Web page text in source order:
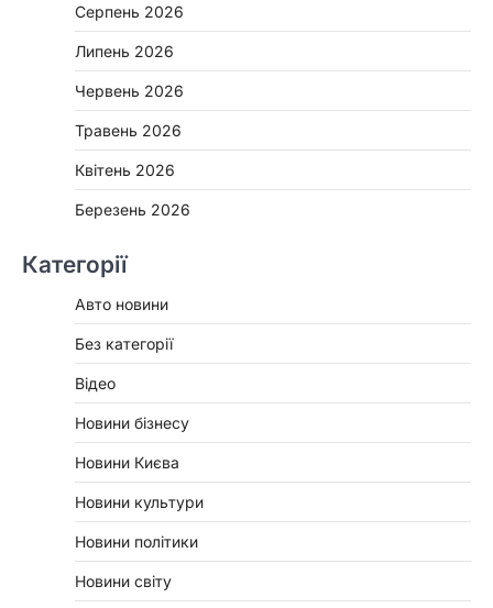
Серпень 2026
Липень 2026
Червень 2026
Травень 2026
Квітень 2026
Березень 2026
Категорії
Авто новини
Без категорії
Відео
Новини бізнесу
Новини Києва
Новини культури
Новини політики
Новини світу